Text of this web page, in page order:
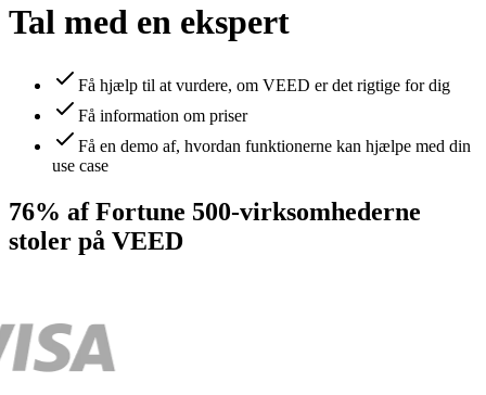
Tal med en ekspert
Få hjælp til at vurdere, om VEED er det rigtige for dig
Få information om priser
Få en demo af, hvordan funktionerne kan hjælpe med din
use case
76% af Fortune 500-virksomhederne
stoler på VEED